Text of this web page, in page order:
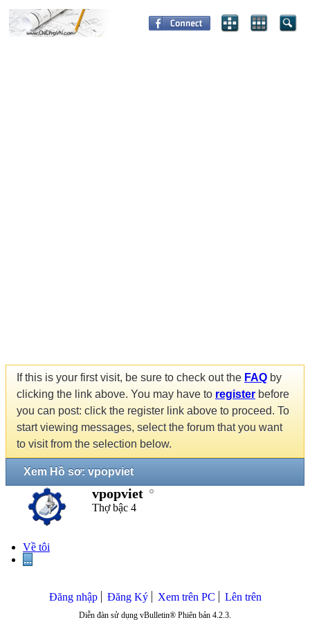
If this is your first visit, be sure to check out the FAQ by
clicking the link above. You may have to register before
you can post: click the register link above to proceed. To
start viewing messages, select the forum that you want
to visit from the selection below.
Xem Hồ sơ: vpopviet
vpopviet
Thợ bậc 4
Về tôi
...
Đăng nhập Đăng Ký Xem trên PC Lên trên
Diễn đàn sử dụng vBulletin® Phiên bản 4.2.3.